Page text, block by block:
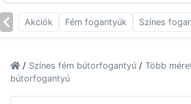
Akciók Fém fogantyúk Színes
/ Színes fém bútorfogantyú / Több
bútorfogantyú